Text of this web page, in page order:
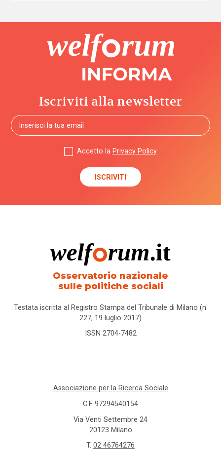
Iscriviti alla newsletter
Accetto la Privacy Policy
Osservatorio nazionale
sulle politiche sociali
Testata iscritta al Registro Stampa del Tribunale di Milano (n.
227, 19 luglio 2017)
ISSN 2704-7482
Associazione per la Ricerca Sociale
C.F. 97294540154
Via Venti Settembre 24
20123 Milano
T. 02 46764276